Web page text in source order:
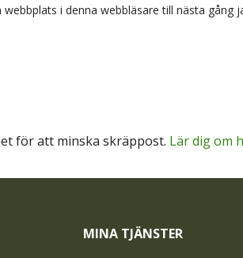
i denna webbläsare till nästa gång
för att minska skräppost. Lär dig om
MINA TJÄNSTER